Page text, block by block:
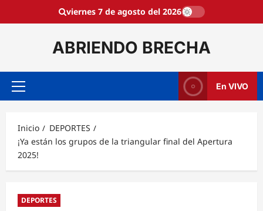
viernes 7 de agosto del 2026
ABRIENDO BRECHA
Menú
En VIVO
Inicio
DEPORTES
¡Ya están los grupos de la triangular final del Apertura
2025!
DEPORTES